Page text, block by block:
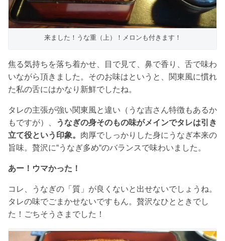
来ました！うな重（上）！メロンも付きます！
焦る気持ちを落ち着かせ、目で見て、鼻で香り、舌で味わ
いながら頂きました。そのお味はというと、関東風に慣れ
た私の舌にはかなり新鮮でしたね。
タレの主張が強い関東風と違い（うな吉さん特徴もあるか
もですが）、
うなぎの身そのもの味がメインでタレは引き
立て役という印象。 肉厚でしっかりした身にうなぎ本来の
旨味。贅沢に“うなぎ多め“のバランスで味わいました。
あー！ウマかった！
コレ、うなぎの「質」が良くないと出せないでしょうね。
タレの味でごまかせないですもん。贅沢なひとときでし
た！ごちそうさまでした！